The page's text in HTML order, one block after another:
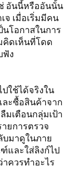
อันนี้หรืออันนั้น
จ เมื่อเริ่มมีคน
โอกาสในการ
คิดเห็นที่โดด
ฟัง
ใช้ได้จริงใน
ะซื้อสินค้าจาก
มเตือนกลุ่มเป้า
ยการตรวจ
บมาดูในภาย
และใส่ลิงก์ไป
ควรทำอะไร